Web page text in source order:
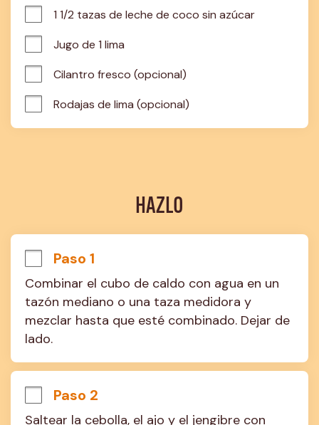
1 1/2 tazas de leche de coco sin azúcar
Jugo de 1 lima
Cilantro fresco (opcional)
Rodajas de lima (opcional)
HAZLO
Paso 1
Combinar el cubo de caldo con agua en un
tazón mediano o una taza medidora y
mezclar hasta que esté combinado. Dejar de
lado.
Paso 2
Saltear la cebolla, el ajo y el jengibre con